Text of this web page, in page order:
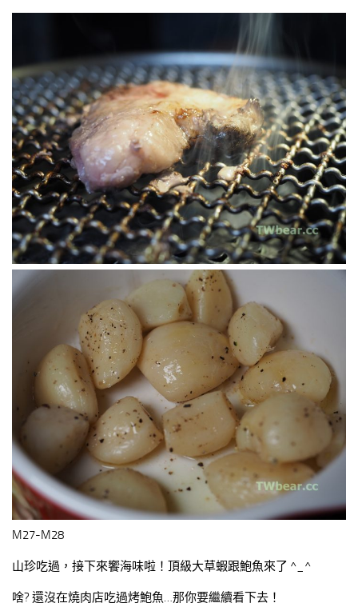
M27-M28
山珍吃過，接下來饗海味啦！頂級大草蝦跟鮑魚來了 ^_^
啥? 還沒在燒肉店吃過烤鮑魚…那你要繼續看下去！